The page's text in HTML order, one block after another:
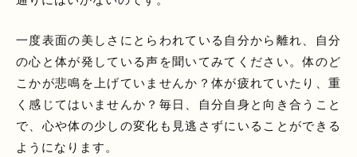
一度表面の美しさにとらわれている自分から離れ、自分
の心と体が発している声を聞いてみてください。体のど
こかが悲鳴を上げていませんか？体が疲れていたり、重
く感じてはいませんか？毎日、自分自身と向き合うこと
で、心や体の少しの変化も見逃さずにいることができる
ようになります。